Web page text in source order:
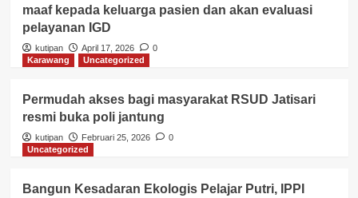
maaf kepada keluarga pasien dan akan evaluasi
pelayanan IGD
kutipan April 17, 2026
0
Karawang
Uncategorized
Permudah akses bagi masyarakat RSUD Jatisari
resmi buka poli jantung
kutipan Februari 25, 2026
0
Uncategorized
Bangun Kesadaran Ekologis Pelajar Putri, IPPI